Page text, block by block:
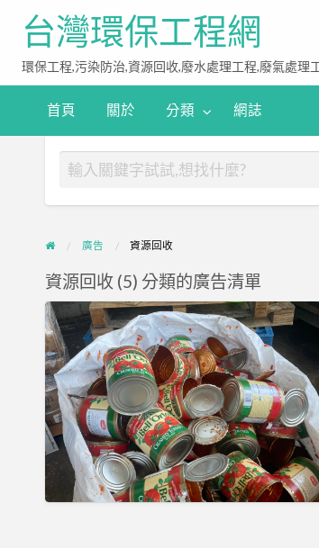
台灣環保工程網
環保工程,污染防治,資源回收,廢水處理工程,廢氣處理
首頁 關於 分類 網誌
廣告 資源回收
資源回收 (5) 分類的廣告清單
番
茄
醬
報
廢
銷
毀